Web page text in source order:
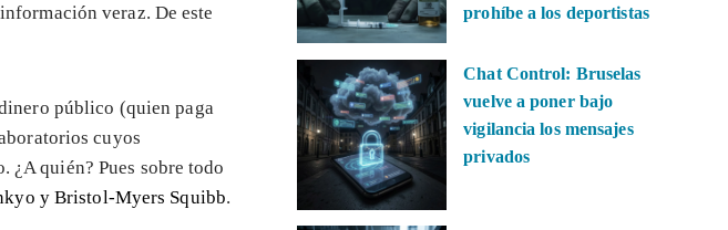
veraz. De este
público (quien paga
cuyos
¿A quién? Pues sobre todo
y Bristol-Myers Squibb.
prohíbe a los deportistas
Chat Control: Bruselas
vuelve a poner bajo
vigilancia los mensajes
privados